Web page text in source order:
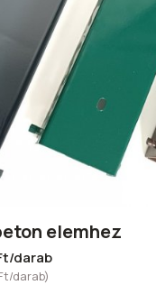
elemhez
darab
darab)